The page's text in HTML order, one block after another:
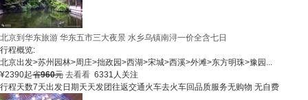
北京到华东旅游 华东五市三大夜景 水乡乌镇南浔一价全含七日
行程概览:
北京出发>苏州园林>周庄>拙政园>西湖>宋城>西溪>外滩>东方明珠>豫园 ...
¥2390起省960元 去看看 6331人关注
行程天数7天出发日期天天发团往返交通火车去火车回品质服务无购物 无自费